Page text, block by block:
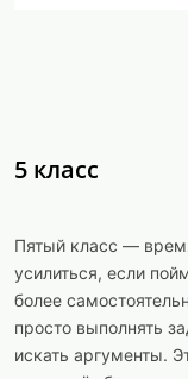
5 класс
Пятый класс —
усилиться, если
более
просто выполнять
искать аргументы.